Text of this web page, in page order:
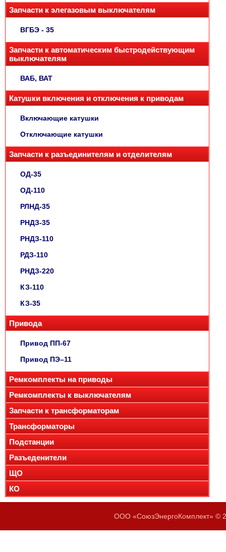
Запчасти к элегазовым выключателям
ВГБЭ - 35
Запчасти к автоматическим быстродействующим
выключателям
ВАБ, ВАТ
Катушки включения и отключения к приводам
Включающие катушки
Отключающие катушки
Запчасти к разъединителям и отделителям
ОД-35
ОД-110
РЛНД-35
РНДЗ-35
РНДЗ-110
РДЗ-110
РНДЗ-220
КЗ-110
КЗ-35
Привода
Привод ПП-67
Привод ПЭ–11
Ремкомплекты на приводы
Ремкомплекты к выключателям
Запчасти к трансформаторам
Трансформаторы
Подстанции
Разъеденители
ЩО
КО
ООО «СоюзЭнергоКомплект» ©